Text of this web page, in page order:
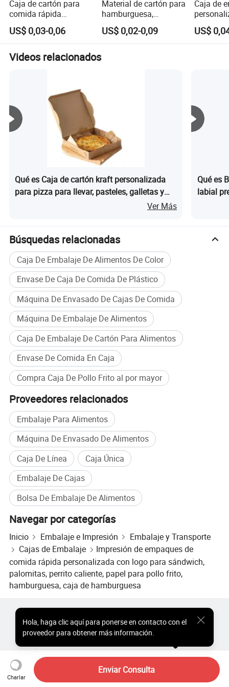
pieza de embalaje proteja y construya la reputación de
Marca de nuestros clientes.
Nuestra visión es simple: Ser el proveedor de soluciones
de embalaje de papel más profesional y confiable en el
norte de China. Cuando surgen nuevas ideas en cualquier
Caja de cartón para
comida rápida
personalizada para
llevar con
compartimento para
salsas y soporte para
ketchup, ideal para
fritas en picnics
US$ 0,03-0,06
Material de cartón para
hamburguesa,
sándwich, alitas de
pollo frito, papas fritas
para paquete de
US$ 0,02-0,09
Caja de
de
papel
comida
US$
Videos relacionados
Qué es Caja de cartón kraft personalizada
para pizza para llevar, pasteles, galletas y
Ver Más
Qué es
labial
Búsquedas relacionadas
Caja De Embalaje De Alimentos De Color
Envase De Caja De Comida De Plástico
Máquina De Envasado De Cajas De Comida
Máquina De Embalaje De Alimentos
Caja De Embalaje De Cartón Para Alimentos
Envase De Comida En Caja
Compra Caja De Pollo Frito al por mayor
Proveedores relacionados
Embalaje Para Alimentos
Máquina De Envasado De Alimentos
Caja De Línea
Caja Única
Embalaje De Cajas
Bolsa De Embalaje De Alimentos
Navegar por categorías
Inicio Embalaje e Impresión
Embalaje y Transporte
Cajas de Embalaje
Impresión de empaques de
comida rápida personalizada con logo para sándwich,
palomitas, perrito caliente, papel para pollo frito,
hamburguesa, caja de hamburguesa
Charlar
Enviar Consulta
Hola, haga clic aquí para ponerse en contacto con el
proveedor para obtener más información.
Precio de Productos Populares
Productos Populares al por Mayor
Comprador de Estrella
Sobre
Acuerdo de Usuario Política de Privacidad
Contacto
Copyright © 2026 Focus Technology Co., Ltd. All Rights Reserved